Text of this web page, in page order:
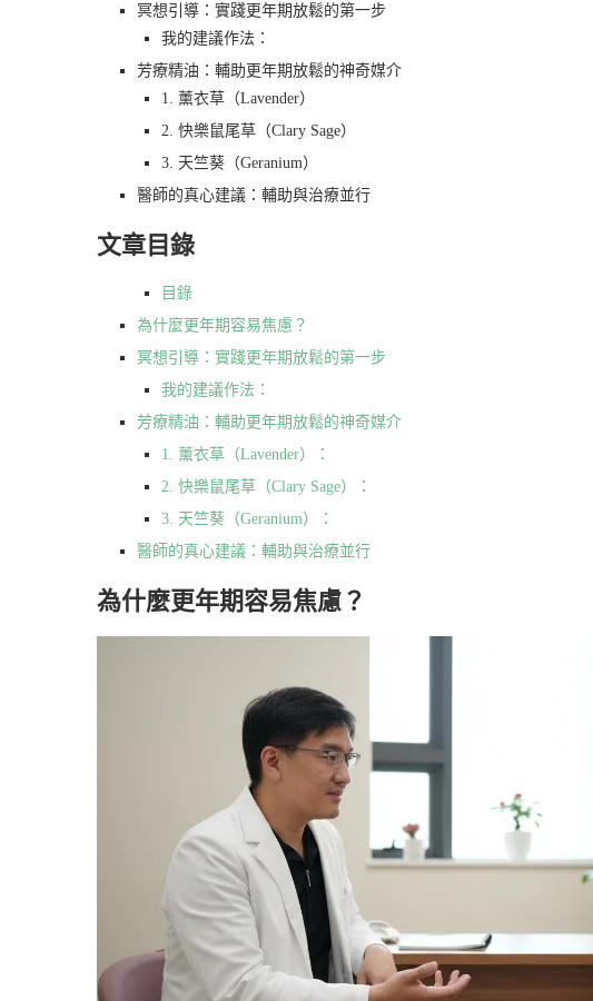
冥想引導：實踐更年期放鬆的第一步
我的建議作法：
芳療精油：輔助更年期放鬆的神奇媒介
1. 薰衣草（Lavender）
2. 快樂鼠尾草（Clary Sage）
3. 天竺葵（Geranium）
醫師的真心建議：輔助與治療並行
文章目錄
目錄
為什麼更年期容易焦慮？
冥想引導：實踐更年期放鬆的第一步
我的建議作法：
芳療精油：輔助更年期放鬆的神奇媒介
1. 薰衣草（Lavender）：
2. 快樂鼠尾草（Clary Sage）：
3. 天竺葵（Geranium）：
醫師的真心建議：輔助與治療並行
為什麼更年期容易焦慮？